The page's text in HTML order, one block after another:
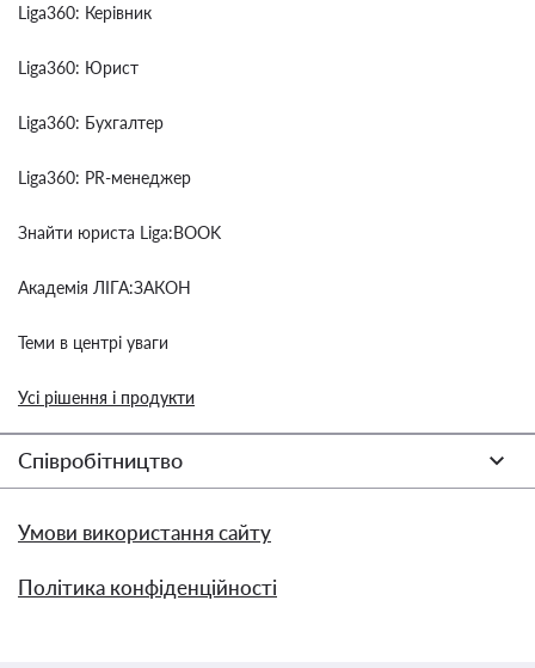
Liga360: Керівник
Liga360: Юрист
Liga360: Бухгалтер
Liga360: PR-менеджер
Знайти юриста Liga:BOOK
Академія ЛІГА:ЗАКОН
Теми в центрі уваги
Усі рішення і продукти
Співробітництво
Умови використання сайту
Політика конфіденційності